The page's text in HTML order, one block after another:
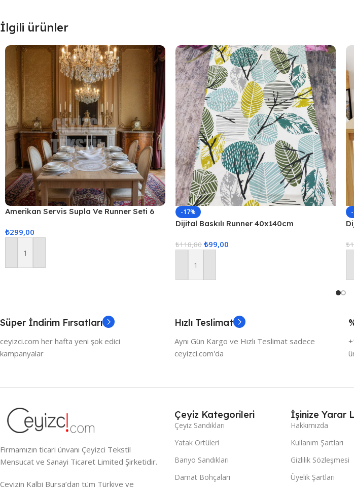
İlgili ürünler
Amerikan Servis Supla Ve Runner Seti 6
₺299,00
Sepete Ekle
-17%
Dijital Baskılı Runner 40x140cm
₺118,80 ₺99,00
Sepete Ekle
₺
Süper İndirim Fırsatları
ceyizci.com her hafta yeni şok edici
kampanyalar
Hızlı Teslimat
Aynı Gün Kargo ve Hızlı Teslimat sadece
ceyizci.com'da
Firmamızın ticari ünvanı Çeyizci Tekstil
Mensucat ve Sanayi Ticaret Limited Şirketidir.
Çeyizin Kalbi Bursa’dan tüm Türkiye ve
Çeyiz Kategorileri
Çeyiz Sandıkları
Yatak Örtüleri
Banyo Sandıkları
Damat Bohçaları
İşinize Yarar
Hakkımızda
Kullanım Şartları
Gizlilik Sözleşmesi
Üyelik Şartları